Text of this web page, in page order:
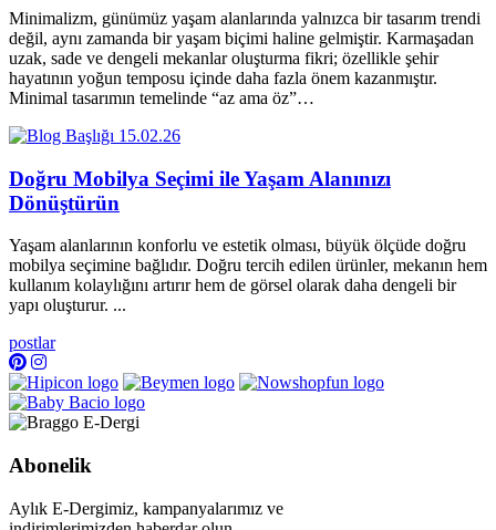
Minimalizm, günümüz yaşam alanlarında yalnızca bir tasarım trendi
değil, aynı zamanda bir yaşam biçimi haline gelmiştir. Karmaşadan
uzak, sade ve dengeli mekanlar oluşturma fikri; özellikle şehir
hayatının yoğun temposu içinde daha fazla önem kazanmıştır.
Minimal tasarımın temelinde “az ama öz”…
15.02.26
Doğru Mobilya Seçimi ile Yaşam Alanınızı
Dönüştürün
Yaşam alanlarının konforlu ve estetik olması, büyük ölçüde doğru
mobilya seçimine bağlıdır. Doğru tercih edilen ürünler, mekanın hem
kullanım kolaylığını artırır hem de görsel olarak daha dengeli bir
yapı oluşturur. ...
postlar
Abonelik
Aylık E-Dergimiz, kampanyalarımız ve